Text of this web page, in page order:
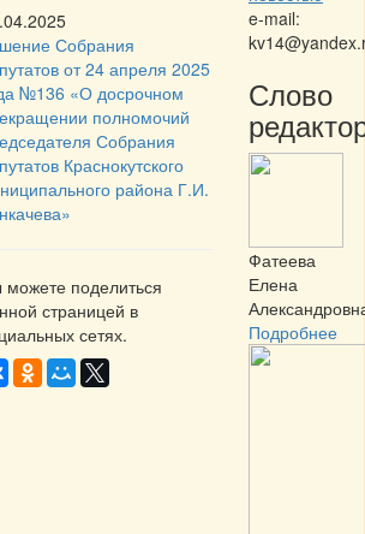
Собрания
от 24 апреля 2025
№136 «О досрочном
полномочий
Собрания
Краснокутского
района Г.И.
можете поделиться
страницей в
сетях.
e-mail:
Слово
Фатеева
Елена
Подробнее